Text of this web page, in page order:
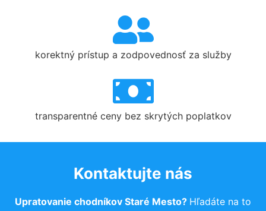
korektný prístup a zodpovednosť za služby
transparentné ceny bez skrytých poplatkov
Kontaktujte nás
Upratovanie chodníkov Staré Mesto? Hľadáte na to